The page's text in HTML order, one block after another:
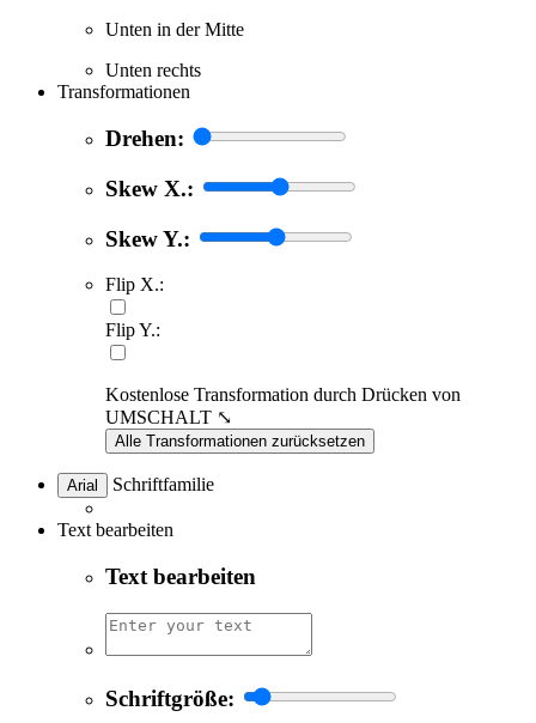
Unten in der Mitte
Unten rechts
Transformationen
Drehen:
Skew X.:
Skew Y.:
Flip X.:
Flip Y.:
Kostenlose Transformation durch Drücken von
UMSCHALT ⤡
Alle Transformationen zurücksetzen
Arial Schriftfamilie
Text bearbeiten
Text bearbeiten
Schriftgröße: